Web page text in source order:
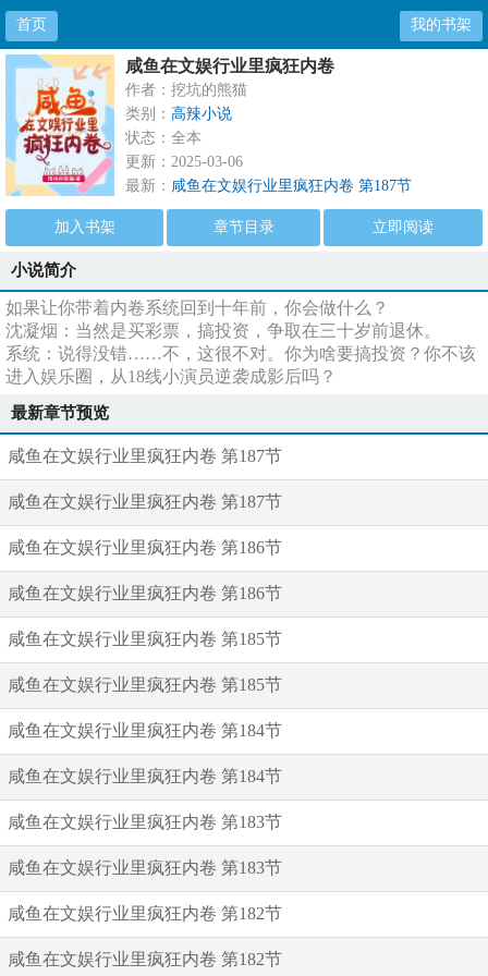
首页 我的书架
咸鱼在文娱行业里疯狂内卷
作者：挖坑的熊猫
类别： 高辣小说
状态：全本
更新：2025-03-06
最新： 咸鱼在文娱行业里疯狂内卷 第187节
加入书架 章节目录 立即阅读
小说简介
如果让你带着内卷系统回到十年前，你会做什么？
沈凝烟：当然是买彩票，搞投资，争取在三十岁前退休。
系统：说得没错……不，这很不对。你为啥要搞投资？你不该
进入娱乐圈，从18线小演员逆袭成影后吗？
最新章节预览
咸鱼在文娱行业里疯狂内卷 第187节
咸鱼在文娱行业里疯狂内卷 第187节
咸鱼在文娱行业里疯狂内卷 第186节
咸鱼在文娱行业里疯狂内卷 第186节
咸鱼在文娱行业里疯狂内卷 第185节
咸鱼在文娱行业里疯狂内卷 第185节
咸鱼在文娱行业里疯狂内卷 第184节
咸鱼在文娱行业里疯狂内卷 第184节
咸鱼在文娱行业里疯狂内卷 第183节
咸鱼在文娱行业里疯狂内卷 第183节
咸鱼在文娱行业里疯狂内卷 第182节
咸鱼在文娱行业里疯狂内卷 第182节